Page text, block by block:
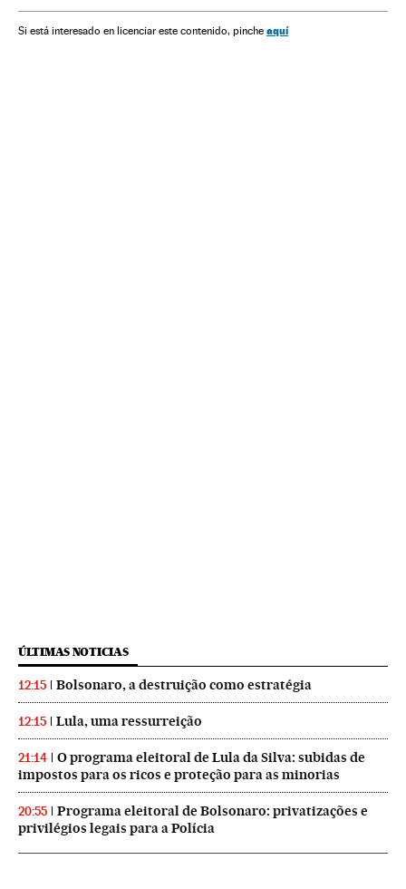
Si está interesado en licenciar este contenido, pinche aquí
ÚLTIMAS NOTICIAS
12:15 Bolsonaro, a destruição como estratégia
12:15 Lula, uma ressurreição
21:14
O programa eleitoral de Lula da Silva: subidas de
impostos para os ricos e proteção para as minorias
20:55
Programa eleitoral de Bolsonaro: privatizações e
privilégios legais para a Polícia